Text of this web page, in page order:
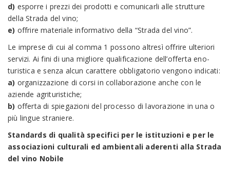
d) esporre i prezzi dei prodotti e comunicarli alle strutture
della Strada del vino;
e) offrire materiale informativo della “Strada del vino”.
Le imprese di cui al comma 1 possono altresì offrire ulteriori
servizi. Ai fini di una migliore qualificazione dell’offerta eno-
turistica e senza alcun carattere obbligatorio vengono indicati:
a) organizzazione di corsi in collaborazione anche con le
aziende agrituristiche;
b) offerta di spiegazioni del processo di lavorazione in una o
più lingue straniere.
Standards di qualità specifici per le istituzioni e per le
associazioni culturali ed ambientali aderenti alla Strada
del vino Nobile